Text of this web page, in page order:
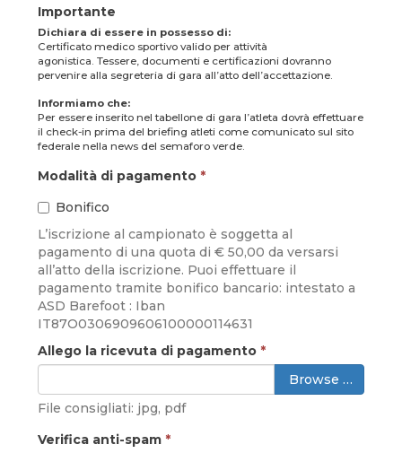
Importante
Dichiara di essere in possesso di:
Certificato medico sportivo valido per attività
agonistica. Tessere, documenti e certificazioni dovranno
pervenire alla segreteria di gara all’atto dell’accettazione.
Informiamo che:
Per essere inserito nel tabellone di gara l’atleta dovrà effettuare
il check-in prima del briefing atleti come comunicato sul sito
federale nella news del semaforo verde.
Modalità di pagamento *
Bonifico
L’iscrizione al campionato è soggetta al
pagamento di una quota di € 50,00 da versarsi
all’atto della iscrizione. Puoi effettuare il
pagamento tramite bonifico bancario: intestato a
ASD Barefoot : Iban
IT87O0306909606100000114631
Allego la ricevuta di pagamento *
Browse …
File consigliati: jpg, pdf
Verifica anti-spam *